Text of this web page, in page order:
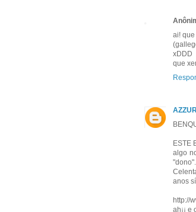
ai!
xDDD
que
ESTE
algo
anos
http://
ah¡¡